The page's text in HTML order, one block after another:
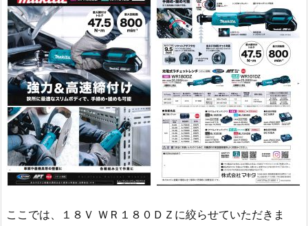
ここでは、１８Ｖ ＷＲ１８０ＤＺに絞らせていただきま